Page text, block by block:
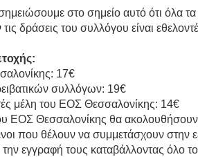
στο σημείο αυτό ότι όλα
δράσεις του συλλόγου είναι
17€
συλλόγων: 19€
μέλη του ΕΟΣ Θεσσαλονίκης: 14€
ΕΟΣ Θεσσαλονίκης θα ακολουθήσουν
που θέλουν να συμμετάσχουν στην
εγγραφή τους καταβάλλοντας όλο